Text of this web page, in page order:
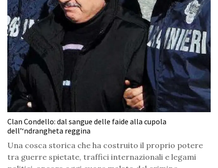
Clan Condello: dal sangue delle faide alla cupola
dell’‘ndrangheta reggina
Una cosca storica che ha costruito il proprio potere
tra guerre spietate, traffici internazionali e legami